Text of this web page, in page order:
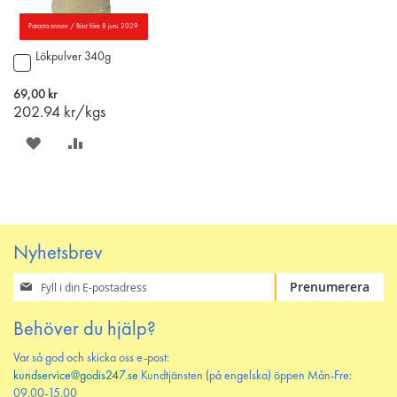
Parasta ennen / Bäst före 8 juni 2029
Lökpulver 340g
69,00 kr
202.94 kr/kgs
Lägg
i
varukorgen
SPARA
Nyhetsbrev
Prenumerera
på
nyhetsbrev
Prenumerera
Behöver du hjälp?
Var så god och skicka oss e-post:
kundservice@godis247.se Kundtjänsten (på engelska) öppen Mån-Fre:
09.00-15.00